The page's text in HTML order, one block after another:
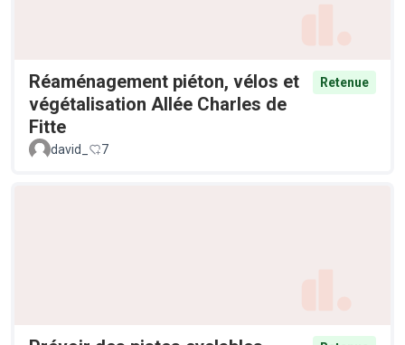
Réaménagement piéton, vélos et
végétalisation Allée Charles de
Fitte
Retenue
david_ 7